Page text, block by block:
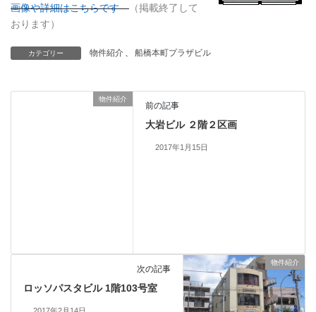
画像や詳細はこちらです （掲載終了して
おります）
カテゴリー 物件紹介 、 船橋本町プラザビル
物件紹介
前の記事
大岩ビル ２階２区画
2017年1月15日
物件紹介
次の記事
ロッソパスタビル 1階103号室